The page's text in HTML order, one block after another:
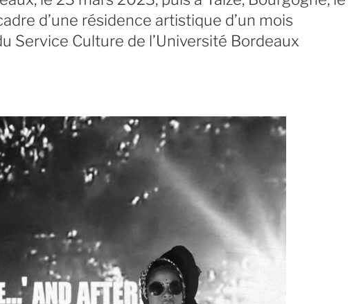
d’une résidence artistique d’un mois
Service Culture de l’Université Bordeaux